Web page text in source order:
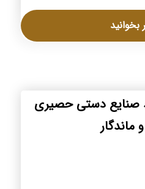
بخوانید
صنایع دستی حصیری
ماندگار